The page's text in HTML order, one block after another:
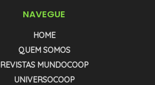
NAVEGUE
HOME
QUEM SOMOS
REVISTAS MUNDOCOOP
UNIVERSOCOOP